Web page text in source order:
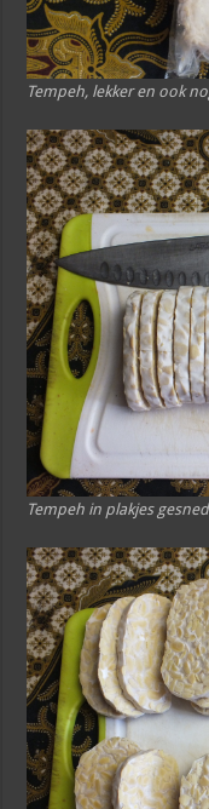
Tempeh, lekker en ook
Tempeh in plakjes